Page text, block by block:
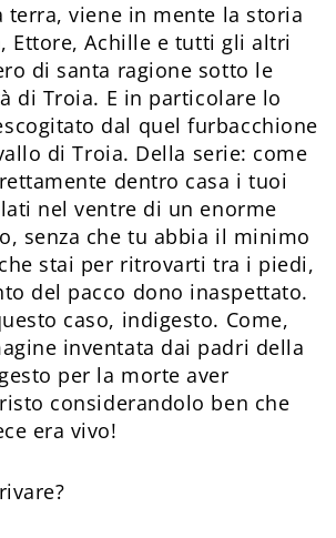
terra, viene in mente la storia
Ettore, Achille e tutti gli altri
di santa ragione sotto le
di Troia. E in particolare lo
dal quel furbacchione
di Troia. Della serie: come
dentro casa i tuoi
nel ventre di un enorme
senza che tu abbia il minimo
stai per ritrovarti tra i piedi,
del pacco dono inaspettato.
caso, indigesto. Come,
inventata dai padri della
per la morte aver
considerandolo ben che
era vivo!